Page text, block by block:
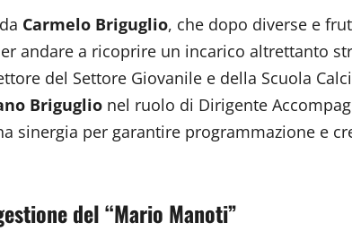
Carmelo Briguglio, che dopo diverse e
andare a ricoprire un incarico altrettanto
del Settore Giovanile e della Scuola
Briguglio nel ruolo di Dirigente
sinergia per garantire programmazione e
del “Mario Manoti”